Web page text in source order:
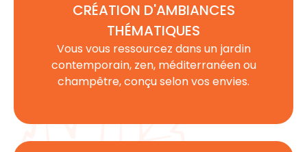
CRÉATION D'AMBIANCES
THÉMATIQUES
Vous vous ressourcez dans un jardin
contemporain, zen, méditerranéen ou
champêtre, conçu selon vos envies.